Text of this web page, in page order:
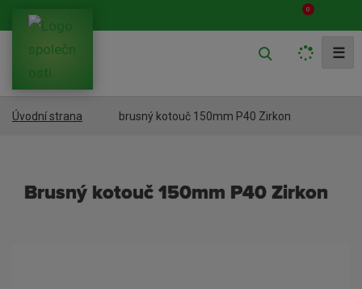
0
l
a
☰
Úvodní strana brusný kotouč 150mm P40 Zirkon
brusný kotouč 150mm P40 Zirkon